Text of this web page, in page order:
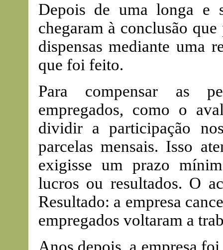
Depois de uma longa e
chegaram à conclusão
dispensas mediante uma
que foi feito.
Para compensar as
empregados, como o
dividir a participação
parcelas mensais. Isso
exigisse um prazo
lucros ou resultados. O
Resultado: a empresa
empregados voltaram a